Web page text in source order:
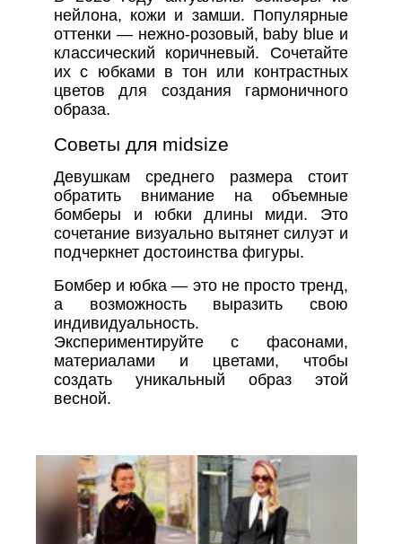
нейлона, кожи и замши. Популярные
оттенки — нежно-розовый, baby blue и
классический коричневый. Сочетайте
их с юбками в тон или контрастных
цветов для создания гармоничного
образа.
Советы для midsize
Девушкам среднего размера стоит
обратить внимание на объемные
бомберы и юбки длины миди. Это
сочетание визуально вытянет силуэт и
подчеркнет достоинства фигуры.
Бомбер и юбка — это не просто тренд,
а возможность выразить свою
индивидуальность.
Экспериментируйте с фасонами,
материалами и цветами, чтобы
создать уникальный образ этой
весной.